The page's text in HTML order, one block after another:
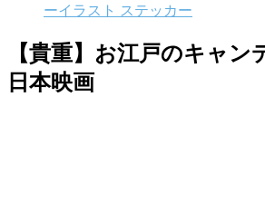
ーイラスト ステッカー
【貴重】お江戸のキャン
日本映画